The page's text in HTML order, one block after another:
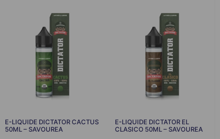
E-LIQUIDE DICTATOR CACTUS
50ML – SAVOUREA
E-LIQUIDE DICTATOR EL
CLASICO 50ML – SAVOUREA